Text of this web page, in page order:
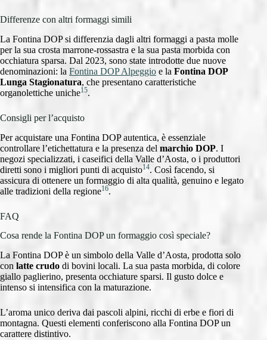
Differenze con altri formaggi simili
La Fontina DOP si differenzia dagli altri formaggi a pasta molle
per la sua crosta marrone-rossastra e la sua pasta morbida con
occhiatura sparsa. Dal 2023, sono state introdotte due nuove
denominazioni: la Fontina DOP Alpeggio e la Fontina DOP
Lunga Stagionatura, che presentano caratteristiche
organolettiche uniche15.
Consigli per l’acquisto
Per acquistare una Fontina DOP autentica, è essenziale
controllare l’etichettatura e la presenza del marchio DOP. I
negozi specializzati, i caseifici della Valle d’Aosta, o i produttori
diretti sono i migliori punti di acquisto14. Così facendo, si
assicura di ottenere un formaggio di alta qualità, genuino e legato
alle tradizioni della regione16.
FAQ
Cosa rende la Fontina DOP un formaggio così speciale?
La Fontina DOP è un simbolo della Valle d’Aosta, prodotta solo
con latte crudo di bovini locali. La sua pasta morbida, di colore
giallo paglierino, presenta occhiature sparsi. Il gusto dolce e
intenso si intensifica con la maturazione.
L’aroma unico deriva dai pascoli alpini, ricchi di erbe e fiori di
montagna. Questi elementi conferiscono alla Fontina DOP un
carattere distintivo.